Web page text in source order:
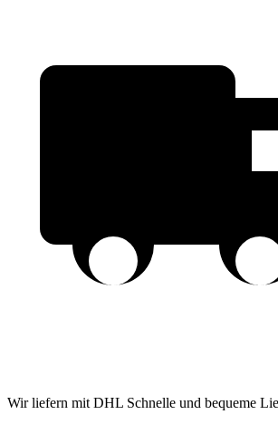
Wir liefern mit DHL Schnelle und bequeme